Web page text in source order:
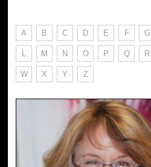
A B C D E F G
L M N O P Q R
W X Y Z